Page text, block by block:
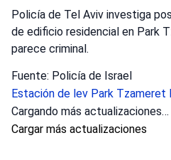
Policía de Tel Aviv investiga
de edificio residencial en Park
parece criminal.
Fuente: Policía de Israel
Estación de lev Park Tzameret
Cargando más actualizaciones…
Cargar más actualizaciones